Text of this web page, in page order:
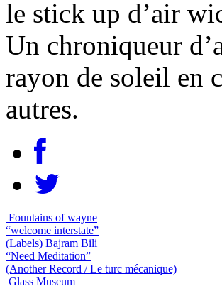
le stick up d’air
Un chroniqueur
rayon de soleil en
autres.
Fountains of wayne
“welcome interstate”
(Labels) Bajram Bili
“Need Meditation”
(Another Record / Le turc mécanique)
Glass Museum